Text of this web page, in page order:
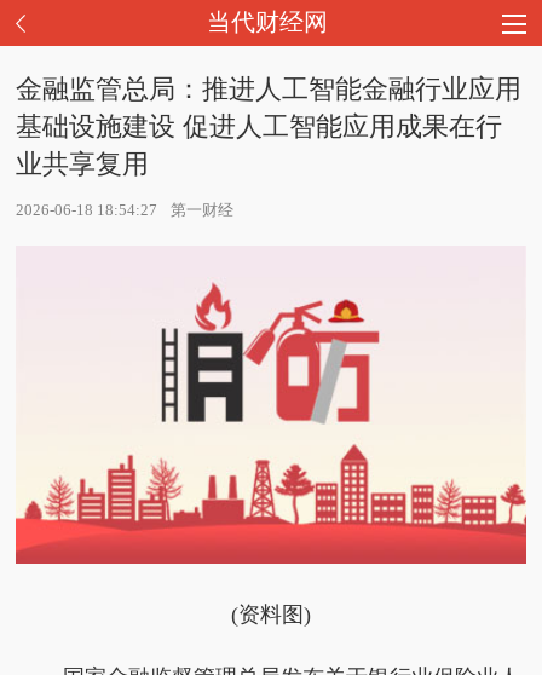
当代财经网
金融监管总局：推进人工智能金融行业应用
基础设施建设 促进人工智能应用成果在行
业共享复用
2026-06-18 18:54:27 第一财经
(资料图)